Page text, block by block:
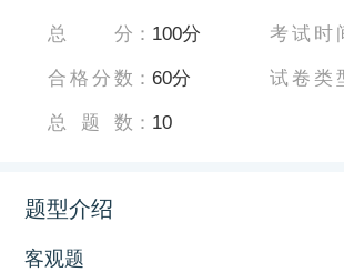
总分 ： 100分
合格分数 ：60分
总题数 ： 10
考试时
试卷类
题型介绍
客观题